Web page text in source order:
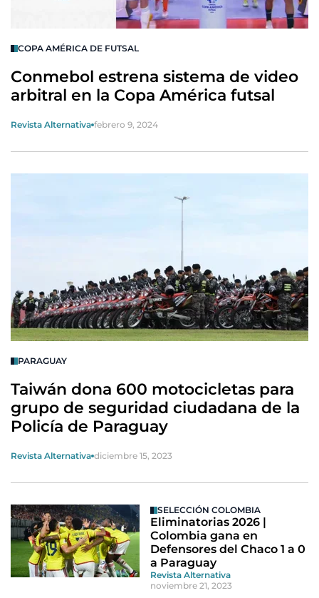
COPA AMÉRICA DE FUTSAL
Conmebol estrena sistema de video
arbitral en la Copa América futsal
Revista Alternativa febrero 9, 2024
PARAGUAY
Taiwán dona 600 motocicletas para
grupo de seguridad ciudadana de la
Policía de Paraguay
Revista Alternativa diciembre 15, 2023
SELECCIÓN COLOMBIA
Eliminatorias 2026 |
Colombia gana en
Defensores del Chaco 1 a 0
a Paraguay
Revista Alternativa
noviembre 21, 2023